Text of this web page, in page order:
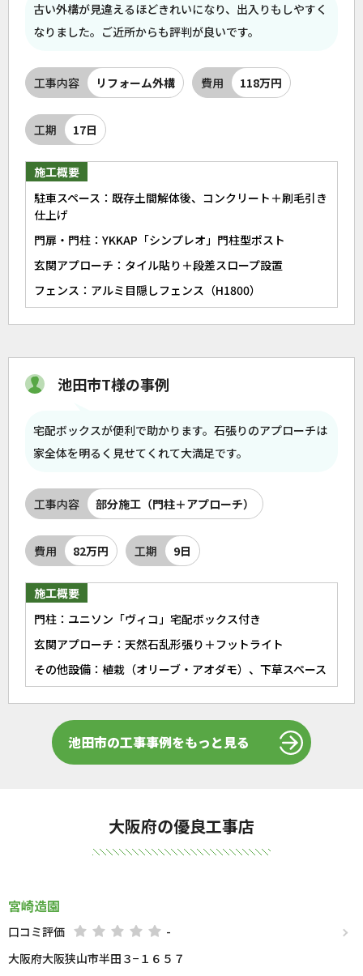
古い外構が見違えるほどきれいになり、出入りもしやすく
なりました。ご近所からも評判が良いです。
工事内容 リフォーム外構 費用 118万円
工期 17日
施工概要
駐車スペース：既存土間解体後、コンクリート＋刷毛引き
仕上げ
門扉・門柱：YKKAP「シンプレオ」門柱型ポスト
玄関アプローチ：タイル貼り＋段差スロープ設置
フェンス：アルミ目隠しフェンス（H1800）
池田市T様の事例
宅配ボックスが便利で助かります。石張りのアプローチは
家全体を明るく見せてくれて大満足です。
工事内容 部分施工（門柱＋アプローチ）
費用 82万円 工期 9日
施工概要
門柱：ユニソン「ヴィコ」宅配ボックス付き
玄関アプローチ：天然石乱形張り＋フットライト
その他設備：植栽（オリーブ・アオダモ）、下草スペース
池田市の工事事例をもっと見る
大阪府の優良工事店
宮崎造園
口コミ評価
-
大阪府大阪狭山市半田３−１６５７